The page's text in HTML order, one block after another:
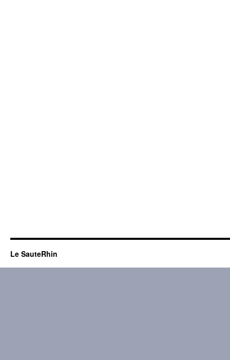
Le SauteRhin